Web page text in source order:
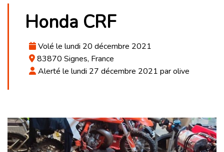
Honda CRF
Volé le lundi 20 décembre 2021
83870 Signes, France
Alerté le lundi 27 décembre 2021 par olive